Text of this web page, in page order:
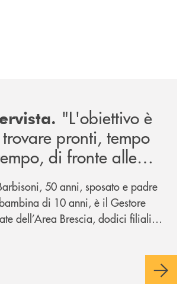
"L'obiettivo è
pronti, tempo
di fronte alle
esigenze di un
in evoluzione".
50 anni, sposato e padre
di 10 anni, è il Gestore
dell’Area Brescia, dodici filiali
- del suo immediato hinterland.